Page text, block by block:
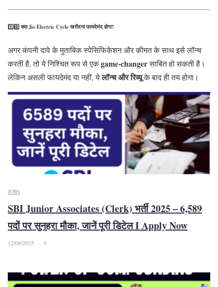
1️⃣0️⃣क्या Jio Electric Cycle खरीदना फायदेमंद होगा?
अगर कंपनी दावे के मुताबिक स्पेसिफिकेशन और कीमत के साथ इसे लॉन्च
करती है, तो ये निश्चित रूप से एकgame-changerसाबित हो सकती है।
लेकिन असली फायदेमंद या नहीं, येलॉन्च और रिव्यूके बाद ही तय होगा।
JOBS
SBI Junior Associates (Clerk) भर्ती 2025 – 6,589
पदों पर सुनहरा मौका, जानें पूरी डिटेल I Apply Now
12/08/2025 0